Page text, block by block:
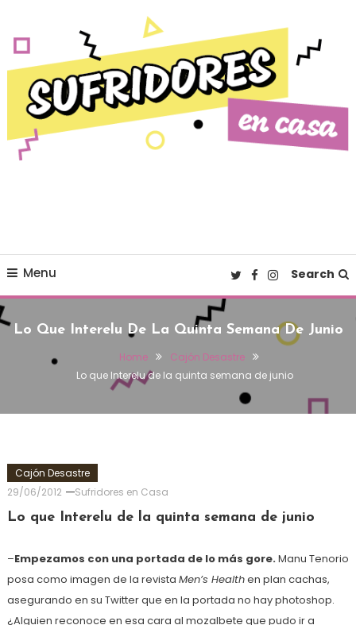
Menu Search
Lo Que Interelu De La Quinta Semana De Junio
Home
Cajón Desastre
Lo que Interelu de la quinta semana de junio
Cajón Desastre
29/06/2012
Sufridores en Casa
Lo que Interelu de la quinta semana de junio
–Empezamos con una portada de lo más gore.Manu Tenorio
posa como imagen de la revista Men’s Healthen plan cachas,
asegurando en su Twitter que en la portada no hay photoshop.
¿Alguien reconoce en esa cara al mozalbete que pudo ir a